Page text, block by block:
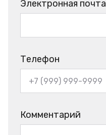
Электронная почта
Телефон
Комментарий